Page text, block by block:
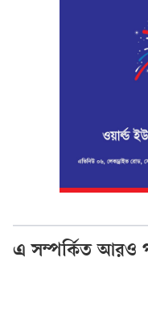
এ সম্পর্কিত আরও